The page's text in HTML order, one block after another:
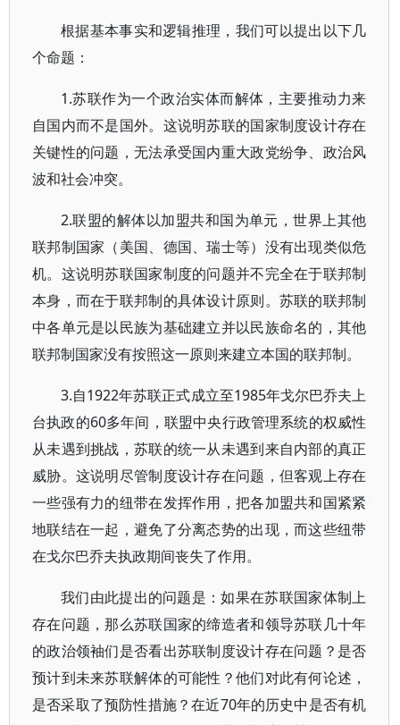
根据基本事实和逻辑推理，我们可以提出以下几
个命题：
1.苏联作为一个政治实体而解体，主要推动力来
自国内而不是国外。这说明苏联的国家制度设计存在
关键性的问题，无法承受国内重大政党纷争、政治风
波和社会冲突。
2.联盟的解体以加盟共和国为单元，世界上其他
联邦制国家（美国、德国、瑞士等）没有出现类似危
机。这说明苏联国家制度的问题并不完全在于联邦制
本身，而在于联邦制的具体设计原则。苏联的联邦制
中各单元是以民族为基础建立并以民族命名的，其他
联邦制国家没有按照这一原则来建立本国的联邦制。
3.自1922年苏联正式成立至1985年戈尔巴乔夫上
台执政的60多年间，联盟中央行政管理系统的权威性
从未遇到挑战，苏联的统一从未遇到来自内部的真正
威胁。这说明尽管制度设计存在问题，但客观上存在
一些强有力的纽带在发挥作用，把各加盟共和国紧紧
地联结在一起，避免了分离态势的出现，而这些纽带
在戈尔巴乔夫执政期间丧失了作用。
我们由此提出的问题是：如果在苏联国家体制上
存在问题，那么苏联国家的缔造者和领导苏联几十年
的政治领袖们是否看出苏联制度设计存在问题？是否
预计到未来苏联解体的可能性？他们对此有何论述，
是否采取了预防性措施？在近70年的历史中是否有机